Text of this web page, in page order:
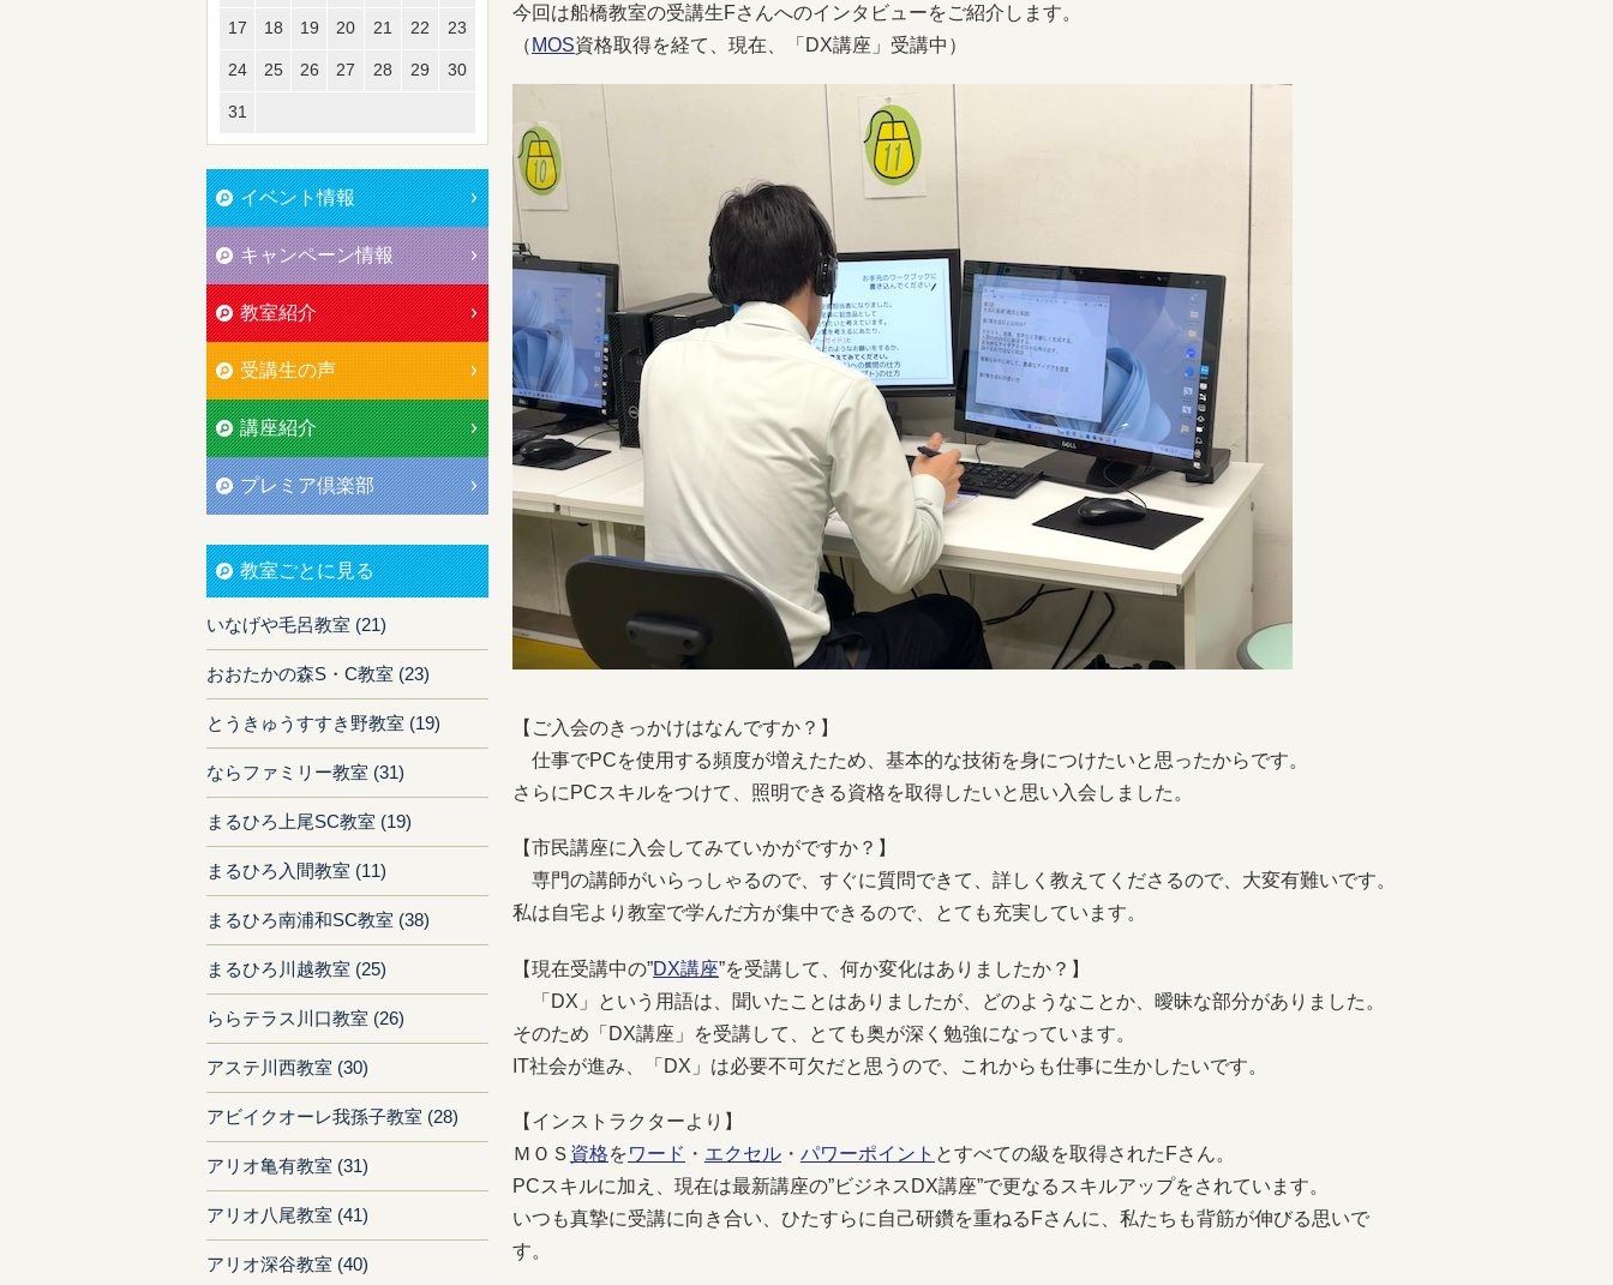
今回は船橋教室の受講生Fさんへのインタビューをご紹介します。
（ MOS資格取得を経て、現在、「DX講座」受講中）
【ご入会のきっかけはなんですか？】
仕事でPCを使用する頻度が増えたため、基本的な技術を身につけたいと思ったからです。
さらにPCスキルをつけて、照明できる資格を取得したいと思い入会しました。
【市民講座に入会してみていかがですか？】
専門の講師がいらっしゃるので、すぐに質問できて、詳しく教えてくださるので、大変有難いです。
私は自宅より教室で学んだ方が集中できるので、とても充実しています。
【現在受講中の”DX講座”を受講して、何か変化はありましたか？】
「DX」という用語は、聞いたことはありましたが、どのようなことか、曖昧な部分がありました。
そのため「DX講座」を受講して、とても奥が深く勉強になっています。
IT社会が進み、「DX」は必要不可欠だと思うので、これからも仕事に生かしたいです。
【インストラクターより】
ＭＯＳ 資格をワード ・ エクセル ・ パワーポイント とすべての級を取得されたFさん。
PCスキルに加え、現在は最新講座の”ビジネスDX講座”で更なるスキルアップをされています。
いつも真摯に受講に向き合い、ひたすらに自己研鑽を重ねるFさんに、私たちも背筋が伸びる思いで
す。
17 18 19 20 21 22 23
24 25 26 27 28 29 30
31
イベント情報
キャンペーン情報
教室紹介
受講生の声
講座紹介
プレミア倶楽部
教室ごとに見る
いなげや毛呂教室 (21)
おおたかの森S・C教室 (23)
とうきゅうすすき野教室 (19)
ならファミリー教室 (31)
まるひろ上尾SC教室 (19)
まるひろ入間教室 (11)
まるひろ南浦和SC教室 (38)
まるひろ川越教室 (25)
ららテラス川口教室 (26)
アステ川西教室 (30)
アビイクオーレ我孫子教室 (28)
アリオ亀有教室 (31)
アリオ八尾教室 (41)
アリオ深谷教室 (40)